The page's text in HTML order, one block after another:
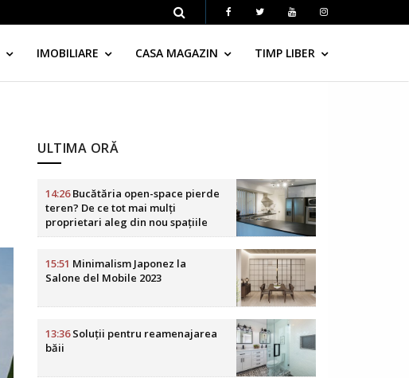
IMOBILIARE CASA MAGAZIN TIMP LIBER
ULTIMA ORĂ
14:26Bucătăria open-space pierde
teren? De ce tot mai mulți
proprietari aleg din nou spațiile
delimitate
15:51 Minimalism Japonez la
Salone del Mobile 2023
13:36Soluții pentru reamenajarea
băii